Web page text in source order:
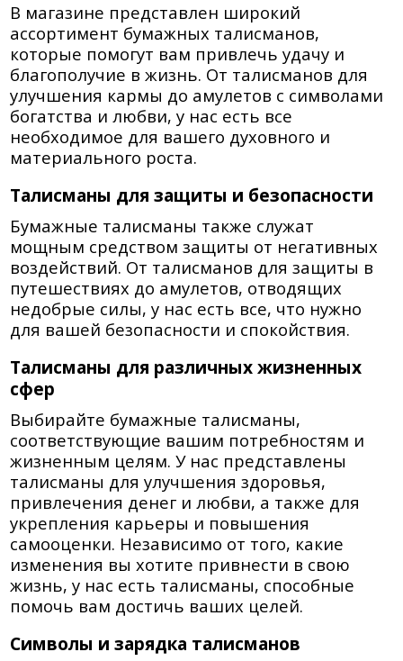
В магазине представлен широкий
ассортимент бумажных талисманов,
которые помогут вам привлечь удачу и
благополучие в жизнь. От талисманов для
улучшения кармы до амулетов с символами
богатства и любви, у нас есть все
необходимое для вашего духовного и
материального роста.
Талисманы для защиты и безопасности
Бумажные талисманы также служат
мощным средством защиты от негативных
воздействий. От талисманов для защиты в
путешествиях до амулетов, отводящих
недобрые силы, у нас есть все, что нужно
для вашей безопасности и спокойствия.
Талисманы для различных жизненных
сфер
Выбирайте бумажные талисманы,
соответствующие вашим потребностям и
жизненным целям. У нас представлены
талисманы для улучшения здоровья,
привлечения денег и любви, а также для
укрепления карьеры и повышения
самооценки. Независимо от того, какие
изменения вы хотите привнести в свою
жизнь, у нас есть талисманы, способные
помочь вам достичь ваших целей.
Символы и зарядка талисманов